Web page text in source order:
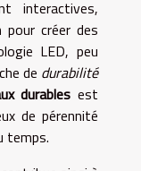
interactives,
pour créer des
LED, peu
de durabilité
durables est
de pérennité
temps.